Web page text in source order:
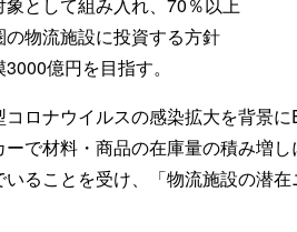
の物流施設に投資する方針
億円を目指す。
ロナウイルスの感染拡大を背景に
ーで材料・商品の在庫量の積み増
ることを受け、「物流施設の潜